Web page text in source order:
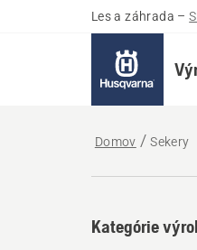
Les a záhrada –
Domov Sekery
Kategórie